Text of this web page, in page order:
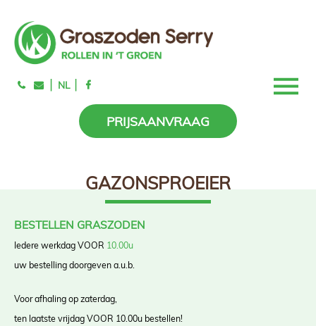
| NL |
PRIJSAANVRAAG
GAZONSPROEIER
BESTELLEN GRASZODEN
Iedere werkdag VOOR 10.00u
uw bestelling doorgeven a.u.b.
Voor afhaling op zaterdag,
ten laatste vrijdag VOOR 10.00u bestellen!